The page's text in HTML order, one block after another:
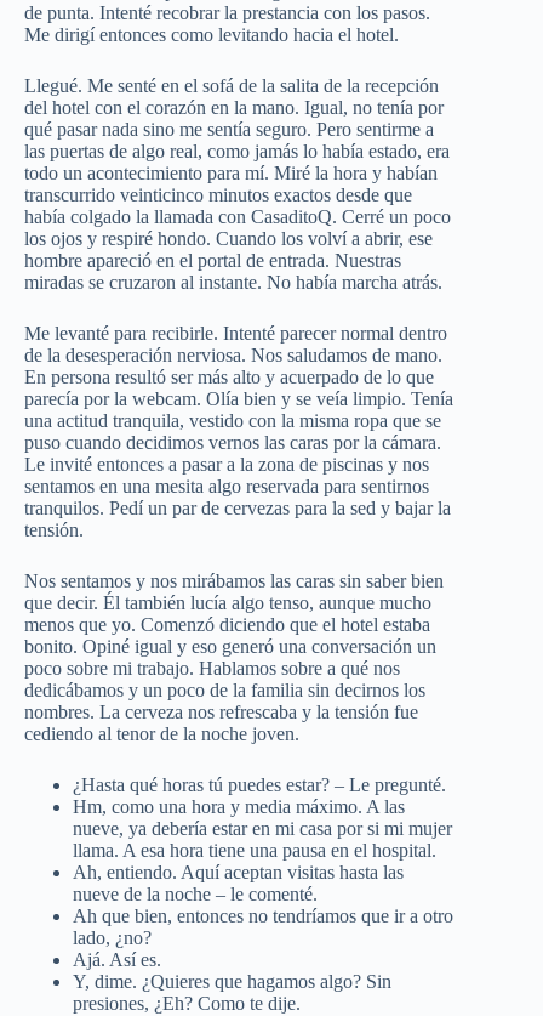
de punta. Intenté recobrar la prestancia con los pasos.
Me dirigí entonces como levitando hacia el hotel.
Llegué. Me senté en el sofá de la salita de la recepción
del hotel con el corazón en la mano. Igual, no tenía por
qué pasar nada sino me sentía seguro. Pero sentirme a
las puertas de algo real, como jamás lo había estado, era
todo un acontecimiento para mí. Miré la hora y habían
transcurrido veinticinco minutos exactos desde que
había colgado la llamada con CasaditoQ. Cerré un poco
los ojos y respiré hondo. Cuando los volví a abrir, ese
hombre apareció en el portal de entrada. Nuestras
miradas se cruzaron al instante. No había marcha atrás.
Me levanté para recibirle. Intenté parecer normal dentro
de la desesperación nerviosa. Nos saludamos de mano.
En persona resultó ser más alto y acuerpado de lo que
parecía por la webcam. Olía bien y se veía limpio. Tenía
una actitud tranquila, vestido con la misma ropa que se
puso cuando decidimos vernos las caras por la cámara.
Le invité entonces a pasar a la zona de piscinas y nos
sentamos en una mesita algo reservada para sentirnos
tranquilos. Pedí un par de cervezas para la sed y bajar la
tensión.
Nos sentamos y nos mirábamos las caras sin saber bien
que decir. Él también lucía algo tenso, aunque mucho
menos que yo. Comenzó diciendo que el hotel estaba
bonito. Opiné igual y eso generó una conversación un
poco sobre mi trabajo. Hablamos sobre a qué nos
dedicábamos y un poco de la familia sin decirnos los
nombres. La cerveza nos refrescaba y la tensión fue
cediendo al tenor de la noche joven.
¿Hasta qué horas tú puedes estar? – Le pregunté.
Hm, como una hora y media máximo. A las
nueve, ya debería estar en mi casa por si mi mujer
llama. A esa hora tiene una pausa en el hospital.
Ah, entiendo. Aquí aceptan visitas hasta las
nueve de la noche – le comenté.
Ah que bien, entonces no tendríamos que ir a otro
lado, ¿no?
Ajá. Así es.
Y, dime. ¿Quieres que hagamos algo? Sin
presiones, ¿Eh? Como te dije.